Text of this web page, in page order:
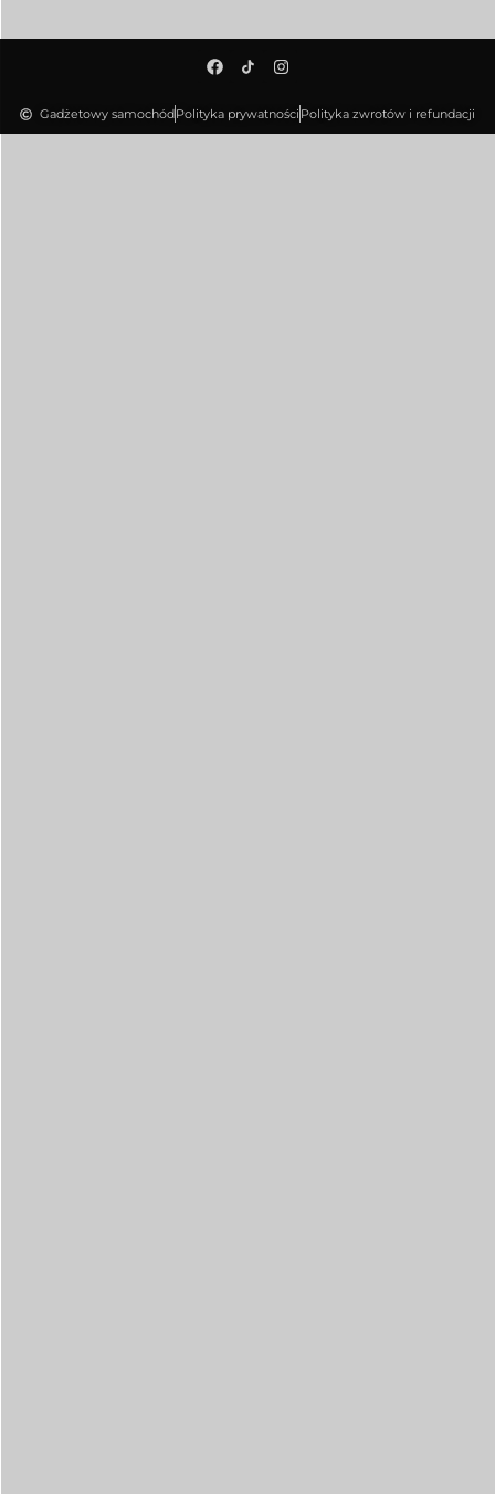
Gadżetowy samochódPolityka prywatności Polityka zwrotów i refundacji